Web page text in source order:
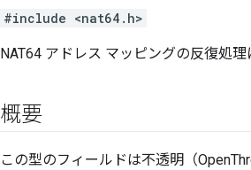
#include <nat64.h>
NAT64 アドレス マッピングの反復処理
概要
この型のフィールドは不透明（